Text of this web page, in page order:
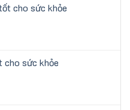
cho sức khỏe
sức khỏe